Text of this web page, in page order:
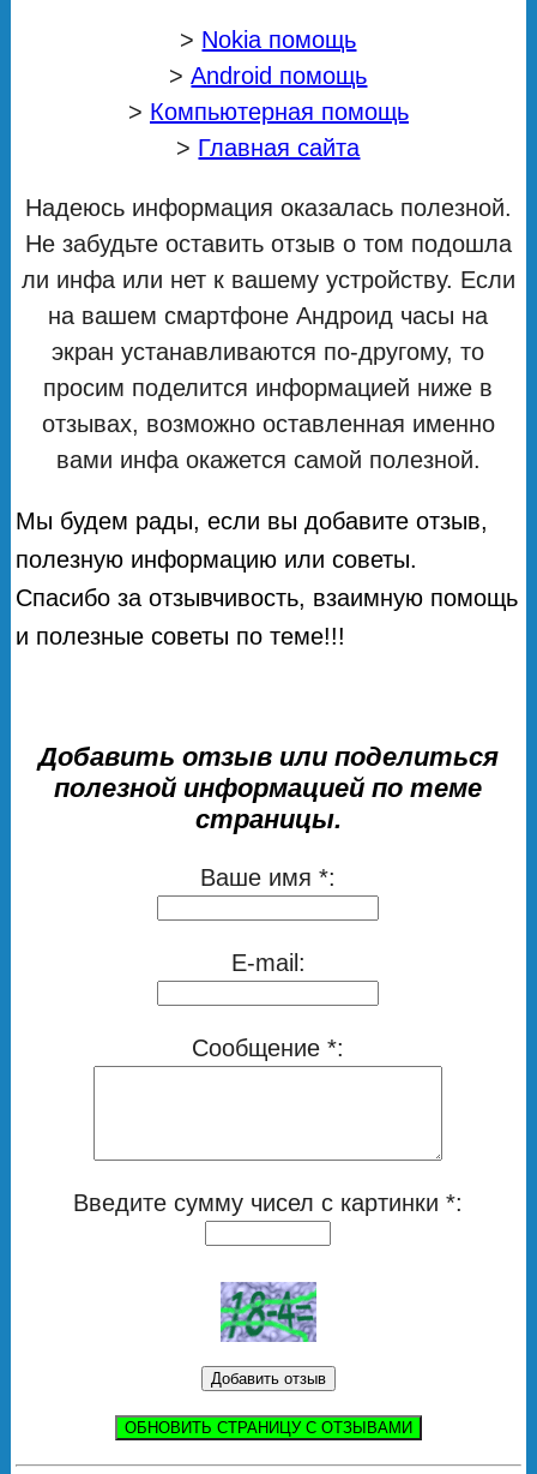
> Nokia помощь
>Android помощь
> Компьютерная помощь
> Главная сайта
Надеюсь информация оказалась полезной.
Не забудьте оставить отзыв о том подошла
ли инфа или нет к вашему устройству. Если
на вашем смартфоне Андроид часы на
экран устанавливаются по-другому, то
просим поделится информацией ниже в
отзывах, возможно оставленная именно
вами инфа окажется самой полезной.
Мы будем рады, если вы добавите отзыв,
полезную информацию или советы.
Спасибо за отзывчивость, взаимную помощь
и полезные советы по теме!!!
Добавить отзыв или поделиться
полезной информацией по теме
страницы.
Ваше имя *:
E-mail:
Сообщение *:
Введите сумму чисел с картинки *:
ОБНОВИТЬ СТРАНИЦУ С ОТЗЫВАМИ